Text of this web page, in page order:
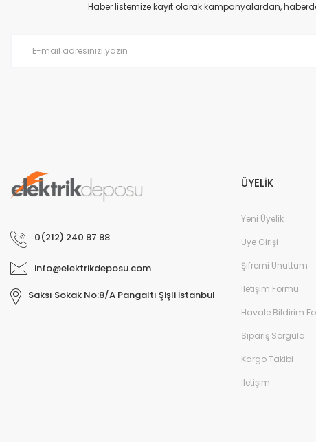
Haber listemize kayıt olarak kampanyalardan,
0(212) 240 87 88
info@elektrikdeposu.com
Saksı Sokak No:8/A Pangaltı Şişli İstanbul
ÜYELİK
Yeni Üyelik
Üye Girişi
Şifremi Unuttum
İletişim Formu
Havale Bildirim
Sipariş Sorgula
Kargo Takibi
İletişim